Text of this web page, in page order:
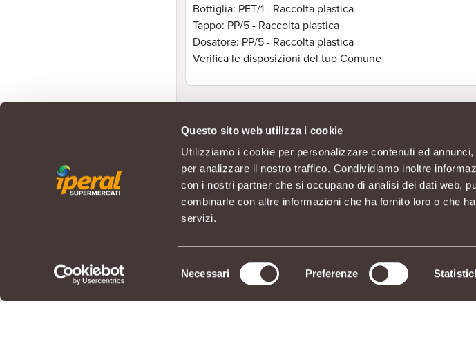
Questo sito web utilizza i cookie
Utilizziamo i cookie per personalizzare contenuti ed
per analizzare il nostro traffico. Condividiamo inoltre
con i nostri partner che si occupano di analisi dei dati web,
combinarle con altre informazioni che ha fornito loro o che
servizi.
del
Necessari Preferenze
Bottiglia: PET/1 - Raccolta plastica
Tappo: PP/5 - Raccolta plastica
Dosatore: PP/5 - Raccolta plastica
Verifica le disposizioni del tuo Comune